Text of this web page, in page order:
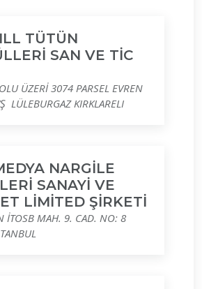
TÜTÜN
SAN VE TİC
ÜZERİ 3074 PARSEL EVREN
LÜLEBURGAZ KIRKLARELI
NARGİLE
SANAYİ VE
LİMİTED ŞİRKETİ
İTOSB MAH. 9. CAD. NO: 8